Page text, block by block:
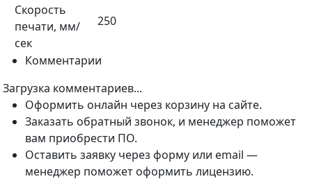
Скорость
печати, мм/
сек
250
Комментарии
Загрузка комментариев...
Оформить онлайн через корзину на сайте.
Заказать обратный звонок, и менеджер поможет
вам приобрести ПО.
Оставить заявку через форму или email —
менеджер поможет оформить лицензию.